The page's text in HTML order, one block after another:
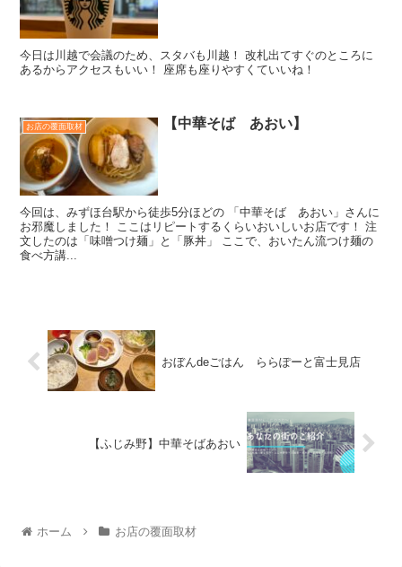
今日は川越で会議のため、スタバも川越！ 改札出てすぐのところに
あるからアクセスもいい！ 座席も座りやすくていいね！
お店の覆面取材 【中華そば あおい】
今回は、みずほ台駅から徒歩5分ほどの 「中華そば あおい」さんに
お邪魔しました！ ここはリピートするくらいおいしいお店です！ 注
文したのは「味噌つけ麺」と「豚丼」 ここで、おいたん流つけ麺の
食べ方講...
おぼんdeごはん ららぽーと富士見店
【ふじみ野】中華そばあおい
ホーム お店の覆面取材